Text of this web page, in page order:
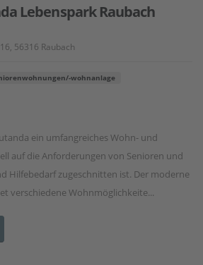
Lebenspark Raubach
56316 Raubach
wohnanlage
ein umfangreiches Wohn- und
auf die Anforderungen von Senioren und
Hilfebedarf zugeschnitten ist. Der moderne
verschiedene Wohnmöglichkeite...